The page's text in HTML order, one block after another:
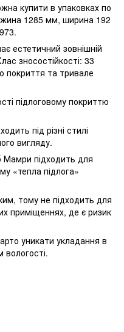
купити в упаковках по
1285 мм, ширина 192
естетичний зовнішній
зносостійкості: 33
покриття та тривале
підлоговому покриттю
під різні стилі
вигляду.
Мамри підходить для
«тепла підлога»
тому не підходить для
приміщеннях, де є ризик
уникати укладання в